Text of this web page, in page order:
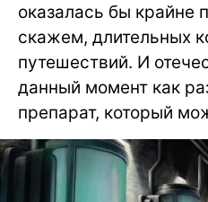
оказалась бы крайне
скажем, длительных
путешествий. И
данный момент как
препарат, который